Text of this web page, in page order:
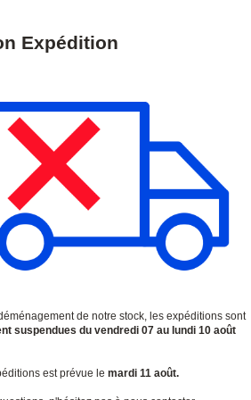
Reprise prévue le